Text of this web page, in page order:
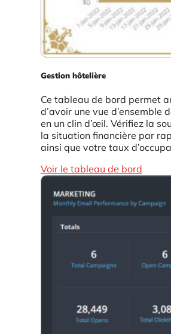
Gestion hôtelière
Ce tableau de bord permet
d’avoir une vue d’ensemble
en un clin d’œil. Vérifiez la
la situation financière par
ainsi que votre taux
Voir le tableau de bord